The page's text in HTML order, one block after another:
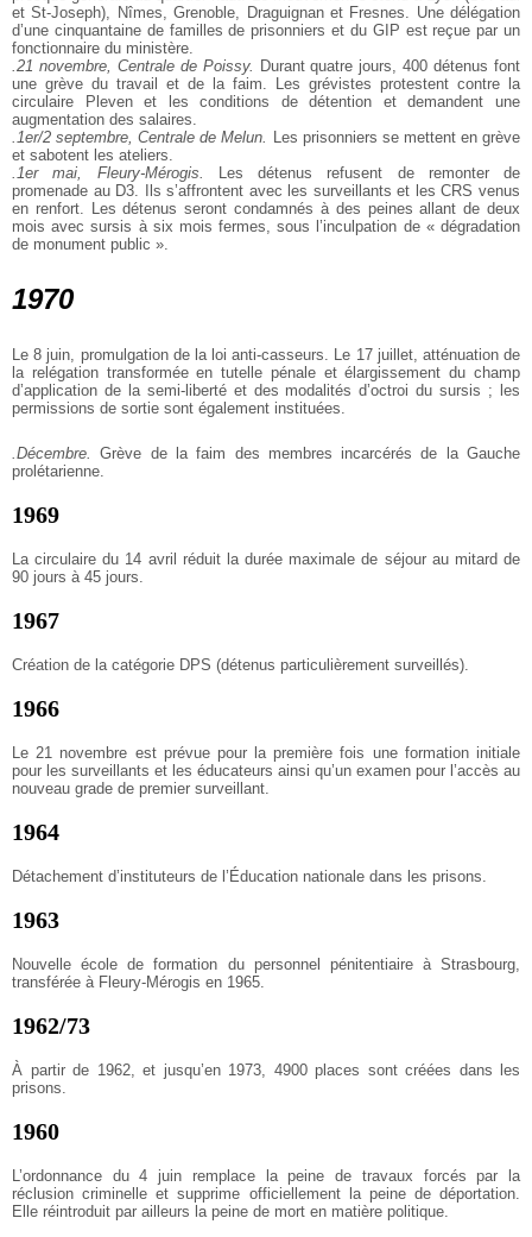
et St-Joseph), Nîmes, Grenoble, Draguignan et Fresnes. Une délégation
d’une cinquantaine de familles de prisonniers et du GIP est reçue par un
fonctionnaire du ministère.
.21 novembre, Centrale de Poissy. Durant quatre jours, 400 détenus font
une grève du travail et de la faim. Les grévistes protestent contre la
circulaire Pleven et les conditions de détention et demandent une
augmentation des salaires.
.1er/2 septembre, Centrale de Melun. Les prisonniers se mettent en grève
et sabotent les ateliers.
.1er mai, Fleury-Mérogis. Les détenus refusent de remonter de
promenade au D3. Ils s’affrontent avec les surveillants et les CRS venus
en renfort. Les détenus seront condamnés à des peines allant de deux
mois avec sursis à six mois fermes, sous l’inculpation de « dégradation
de monument public ».
1970
Le 8 juin, promulgation de la loi anti-casseurs. Le 17 juillet, atténuation de
la relégation transformée en tutelle pénale et élargissement du champ
d’application de la semi-liberté et des modalités d’octroi du sursis ; les
permissions de sortie sont également instituées.
.Décembre. Grève de la faim des membres incarcérés de la Gauche
prolétarienne.
1969
La circulaire du 14 avril réduit la durée maximale de séjour au mitard de
90 jours à 45 jours.
1967
Création de la catégorie DPS (détenus particulièrement surveillés).
1966
Le 21 novembre est prévue pour la première fois une formation initiale
pour les surveillants et les éducateurs ainsi qu’un examen pour l’accès au
nouveau grade de premier surveillant.
1964
Détachement d’instituteurs de l’Éducation nationale dans les prisons.
1963
Nouvelle école de formation du personnel pénitentiaire à Strasbourg,
transférée à Fleury-Mérogis en 1965.
1962/73
À partir de 1962, et jusqu’en 1973, 4900 places sont créées dans les
prisons.
1960
L’ordonnance du 4 juin remplace la peine de travaux forcés par la
réclusion criminelle et supprime officiellement la peine de déportation.
Elle réintroduit par ailleurs la peine de mort en matière politique.